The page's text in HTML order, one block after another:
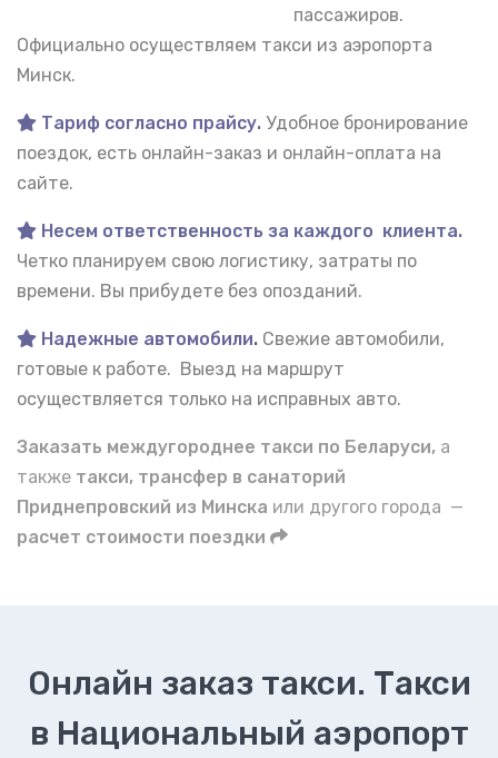
пассажиров.
Официально осуществляем такси из аэропорта
Минск.
Тариф согласно прайсу. Удобное бронирование
поездок, есть онлайн-заказ и онлайн-оплата на
сайте.
Несем ответственность за каждого клиента.
Четко планируем свою логистику, затраты по
времени. Вы прибудете без опозданий.
Надежные автомобили. Свежие автомобили,
готовые к работе. Выезд на маршрут
осуществляется только на исправных авто.
Заказать междугороднее такси по Беларуси, а
также такси, трансфер в санаторий
Приднепровский из Минска или другого города —
расчет стоимости поездки
Онлайн заказ такси. Такси
в Национальный аэропорт